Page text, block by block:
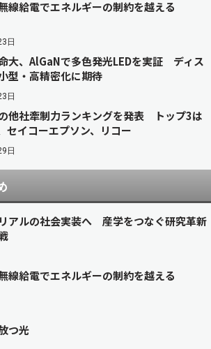
線給電でエネルギーの制約を越える
日
大、AlGaNで多色発光LEDを実証 ディス
型・高精密化に期待
日
他社牽制力ランキングを発表 トップ3は
セイコーエプソン、リコー
日
アルの社会実装へ 産学をつなぐ研究革新
線給電でエネルギーの制約を越える
つ光